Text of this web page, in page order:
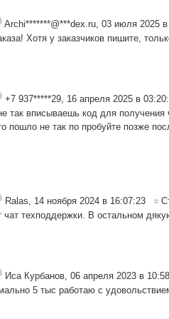
Archi*******@***dex.ru 03 июля 2025
Хотя у заказчиков пишите,
+7 937*****29 16 апреля 2025 в
так вписываешь код для
пошло не так по пробуйте позже
Ralas 14 ноября 2024 в 16:07:23 #
чат техподдержки. В остальном
Иса Курбанов 06 апреля 2023 в
5 тыс работаю с